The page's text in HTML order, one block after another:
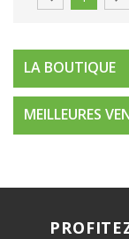
LA BOUTIQUE
MEILLEURES